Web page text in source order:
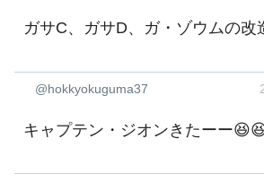
ガサC、ガサD、ガ・ゾウムの改
@hokkyokuguma37
キャプテン・ジオンきたーー